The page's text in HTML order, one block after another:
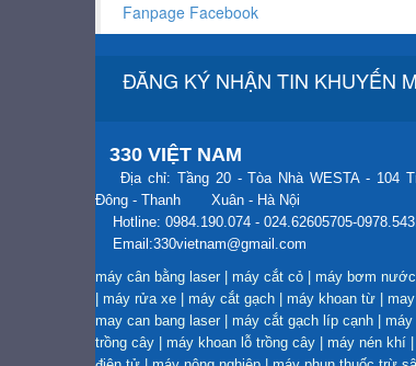
Fanpage Facebook
ĐĂNG KÝ NHẬN TIN KHUYẾN
330 VIỆT NAM
Địa chỉ: Tầng 20 - Tòa Nhà WESTA - 104
Đông - Thanh Xuân - Hà Nội
Hotline: 0984.190.074 - 024.62605705-
Email:330vietnam@gmail.com
máy cân bằng laser
máy cắt cỏ máy bơm nước
máy rửa xe máy cắt gạch máy khoan từ
may can bang laser
máy cắt gạch líp cạnh
máy
trồng cây
máy khoan lỗ trồng cây máy nén khí